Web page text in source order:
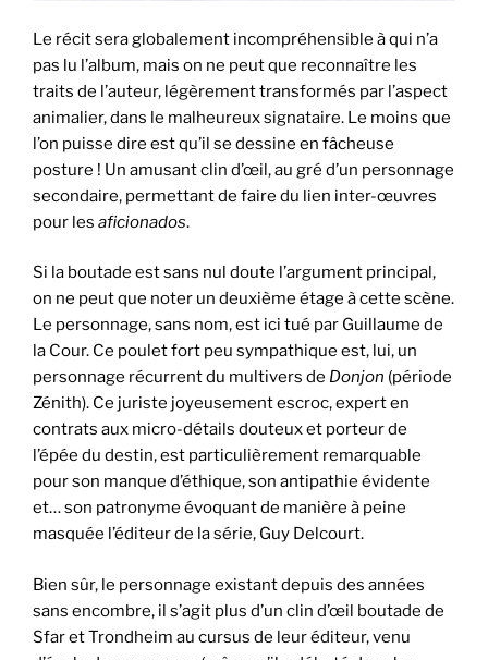
Le récit sera globalement incompréhensible à qui n’a
pas lu l’album, mais on ne peut que reconnaître les
traits de l’auteur, légèrement transformés par l’aspect
animalier, dans le malheureux signataire. Le moins que
l’on puisse dire est qu’il se dessine en fâcheuse
posture ! Un amusant clin d’œil, au gré d’un personnage
secondaire, permettant de faire du lien inter-œuvres
pour les aficionados.
Si la boutade est sans nul doute l’argument principal,
on ne peut que noter un deuxième étage à cette scène.
Le personnage, sans nom, est ici tué par Guillaume de
la Cour. Ce poulet fort peu sympathique est, lui, un
personnage récurrent du multivers de Donjon (période
Zénith). Ce juriste joyeusement escroc, expert en
contrats aux micro-détails douteux et porteur de
l’épée du destin, est particulièrement remarquable
pour son manque d’éthique, son antipathie évidente
et… son patronyme évoquant de manière à peine
masquée l’éditeur de la série, Guy Delcourt.
Bien sûr, le personnage existant depuis des années
sans encombre, il s’agit plus d’un clin d’œil boutade de
Sfar et Trondheim au cursus de leur éditeur, venu